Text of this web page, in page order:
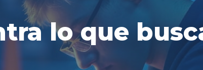
lo que